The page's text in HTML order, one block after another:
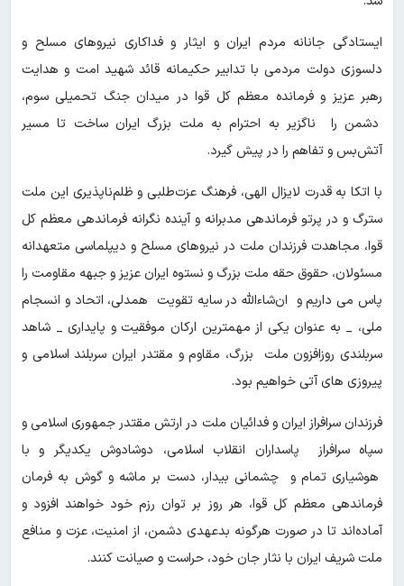
ایستادگی جانانه‌ مردم ایران و ایثار و فداکاری نیروهای مسلح و
دلسوزی دولت مردمی با تدابیر حکیمانه قائد شهید امت و هدایت
رهبر عزیز و فرمانده معظم کل قوا در میدان جنگ تحمیلی سوم،
دشمن را ناگزیر به احترام به ملت بزرگ ایران ساخت تا مسیر
آتش‌بس و تفاهم را در پیش گیرد.
با اتکا به قدرت لایزال الهی، فرهنگ عزت‌طلبی و ظلم‌ناپذیری این ملت
سترگ و در پرتو فرماندهی مدبرانه‌ و آینده نگرانه فرماندهی معظم کل
قوا، مجاهدت فرزندان ملت در نیروهای مسلح و دیپلماسی متعهدانه
مسئولان، حقوق حقه ملت بزرگ و نستوه ایران عزیز و جبهه مقاومت را
پاس می داریم و ان‌شاءالله در سایه تقویت همدلی، اتحاد و انسجام
ملی، _ به عنوان یکی از مهمترین ارکان موفقیت و پایداری _ شاهد
سربلندی روزافزون ملت بزرگ، مقاوم و مقتدر ایران سربلند اسلامی و
پیروزی‌ های آتی خواهیم بود.
فرزندان سرافراز ایران و فدائیان ملت در ارتش مقتدر جمهوری اسلامی و
سپاه سرافراز پاسداران انقلاب اسلامی، دوشادوش یکدیگر و با
هوشیاری تمام و چشمانی بیدار، دست بر ماشه و گوش‌ به فرمان
فرماندهی معظم کل قوا، هر روز بر توان رزم خود خواهند افزود و
آماده‌اند تا در صورت هرگونه بدعهدی دشمن، از امنیت، عزت و منافع
ملت شریف ایران با نثار جان خود، حراست و صیانت کنند.